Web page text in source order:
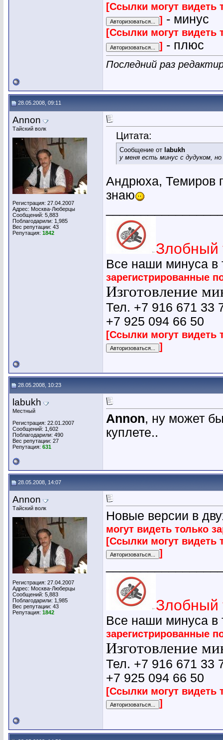
[Ссылки могут видеть
] - минус
[Ссылки могут видеть
] - плюс
Последний раз
28.05.2008, 09:11
Annon
Тайский волк
Регистрация: 27.04.2007
Адрес: Москва-Люберцы
Сообщений: 5,883
Поблагодарили: 1,985
Вес репутации: 43
Репутация: 1842
Цитата:
Сообщение от labukh
у меня есть минус с дудуком,
Андрюха, Темиров
знаю
Злобный
Все наши минуса
зарегистрированные
Изготовление
Тел. +7 916 671 33
+7 925 094 66 50
[Ссылки могут видеть
]
28.05.2008, 10:23
labukh
Местный
Регистрация: 22.01.2007
Сообщений: 1,602
Поблагодарили: 490
Вес репутации: 27
Репутация: 631
Annon, ну может
куплете..
28.05.2008, 14:07
Annon
Тайский волк
Регистрация: 27.04.2007
Адрес: Москва-Люберцы
Сообщений: 5,883
Поблагодарили: 1,985
Вес репутации: 43
Репутация: 1842
Новые версии в
могут видеть только
[Ссылки могут видеть
]
Злобный
Все наши минуса
зарегистрированные
Изготовление
Тел. +7 916 671 33
+7 925 094 66 50
[Ссылки могут видеть
]